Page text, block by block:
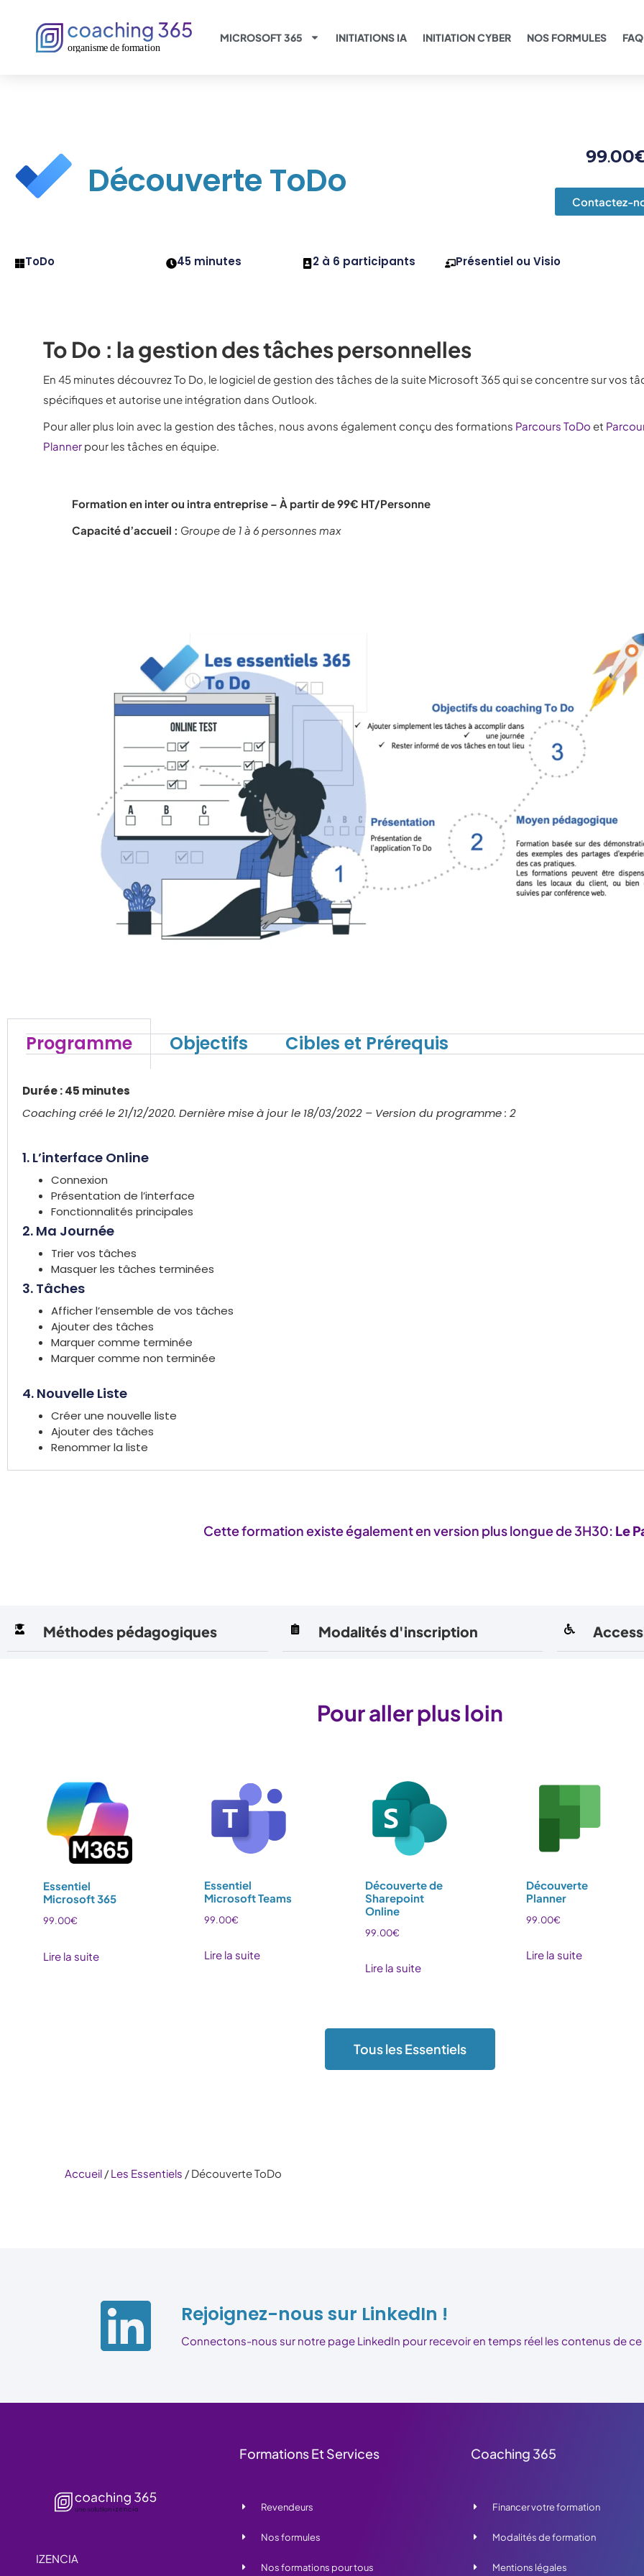
MICROSOFT 365 INITIATIONS IA INITIATION CYBER NOS FORMULES FAQ
Découverte ToDo
99.00
Contactez-
ToDo 45 minutes 2 à 6 participants Présentiel ou Visio
To Do : la gestion des tâches personnelles
En 45 minutes découvrez To Do, le logiciel de gestion des tâches de la suite Microsoft 365 qui se concentre sur vos
spécifiques et autorise une intégration dans Outlook.
Pour aller plus loin avec la gestion des tâches, nous avons également conçu des formations Parcours ToDo et
Planner pour les tâches en équipe.
Formation en inter ou intra entreprise – À partir de 99€ HT/Personne
Capacité d’accueil : Groupe de 1 à 6 personnes max
Programme Objectifs Cibles et Prérequis
Durée : 45 minutes
Coaching créé le 21/12/2020. Dernière mise à jour le 18/03/2022 – Version du programme : 2
1. L’interface Online
Connexion
Présentation de l’interface
Fonctionnalités principales
2. Ma Journée
Trier vos tâches
Masquer les tâches terminées
3. Tâches
Afficher l’ensemble de vos tâches
Ajouter des tâches
Marquer comme terminée
Marquer comme non terminée
4. Nouvelle Liste
Créer une nouvelle liste
Ajouter des tâches
Renommer la liste
Cette formation existe également en version plus longue de 3H30: Le
Méthodes pédagogiques Modalités d'inscription
Pour aller plus loin
Essentiel
Microsoft 365
99.00€
Lire la suite
Essentiel
Microsoft Teams
99.00€
Lire la suite
Découverte de
Sharepoint
Online
99.00€
Lire la suite
Découverte
Planner
99.00€
Lire la suite
Tous les Essentiels
Accueil /Les Essentiels / Découverte ToDo
Rejoignez-nous sur LinkedIn !
Connectons-nous sur notre page LinkedIn pour recevoir en temps réel les contenus de
IZENCIA
Formations Et Services
Revendeurs
Nos formules
Nos formations pour tous
Coaching 365
Financer votre formation
Modalités de formation
Mentions légales